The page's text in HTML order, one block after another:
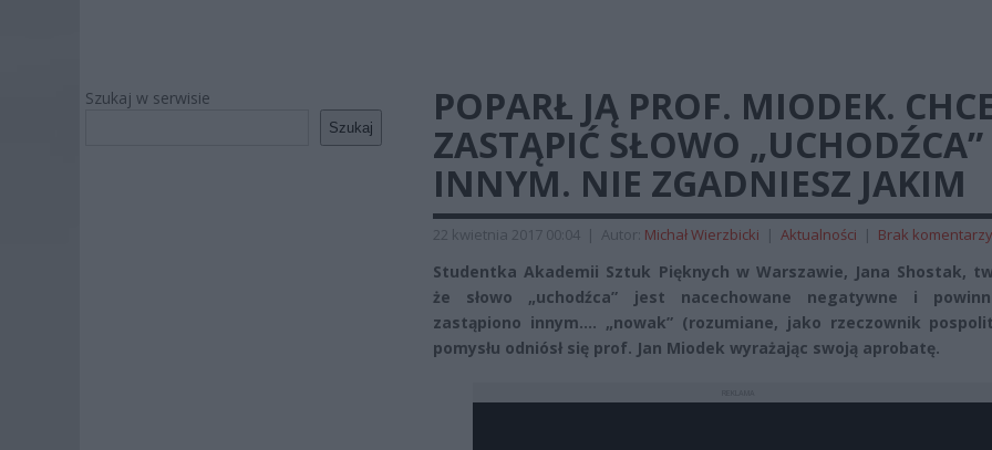
Szukaj w serwisie
Szukaj
POPARŁ JĄ PROF. MIODEK.
ZASTĄPIĆ SŁOWO „UCHODŹCA”
INNYM. NIE ZGADNIESZ JAKIM
22 kwietnia 2017 00:04 | Autor: Michał Wierzbicki | Aktualności | Brak komentarzy
Studentka Akademii Sztuk Pięknych w Warszawie, Jana Shostak,
że słowo „uchodźca” jest nacechowane negatywne i
zastąpiono innym…. „nowak” (rozumiane, jako rzeczownik
pomysłu odniósł się prof. Jan Miodek wyrażając swoją aprobatę.